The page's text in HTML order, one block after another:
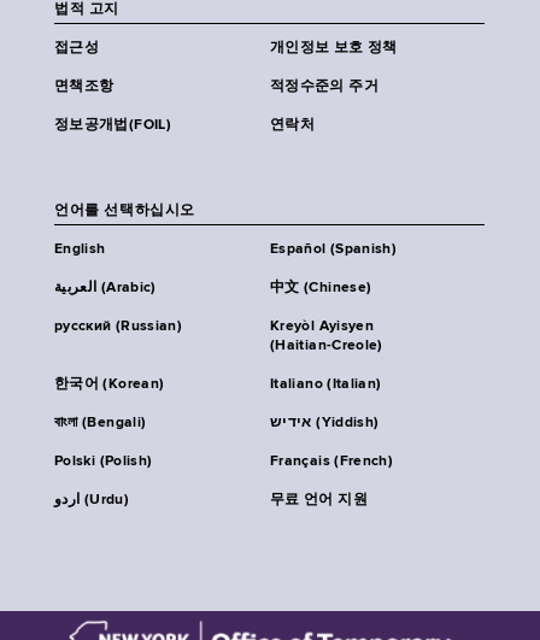
법적 고지
접근성 개인정보 보호 정책
면책조항 적정수준의 주거
정보공개법(FOIL) 연락처
언어를 선택하십시오
English Español (Spanish)
العربية (Arabic) 中文 (Chinese)
русский (Russian)
Kreyòl Ayisyen
(Haitian-Creole)
한국어 (Korean) Italiano (Italian)
বাংলা (Bengali) אידיש (Yiddish)
Polski (Polish) Français (French)
اردو (Urdu) 무료 언어 지원